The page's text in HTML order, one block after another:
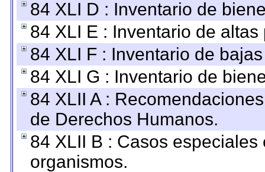
84 XLI D : Inventario de
84 XLI E : Inventario de
84 XLI F : Inventario de
84 XLI G : Inventario de
84 XLII A :
de Derechos Humanos.
84 XLII B : Casos
organismos.